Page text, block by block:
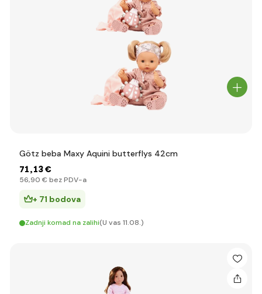
Götz beba Maxy Aquini butterflys 42cm
71,13 €
56,90 € bez PDV-a
+ 71 bodova
Zadnji komad na zalihi(U vas 11.08.)